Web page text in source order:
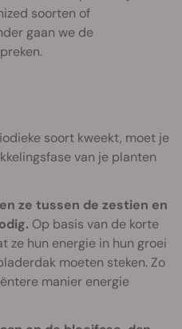
soorten of
gaan we de
soort kweekt, moet je
van je planten
ze tussen de zestien en
Op basis van de korte
ze hun energie in hun groei
moeten steken. Zo
manier energie